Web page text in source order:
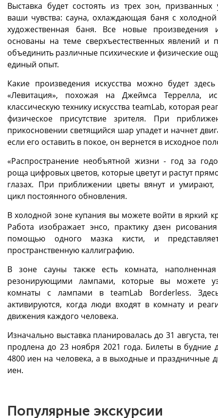
Выставка будет состоять из трех зон, призванных
ваши чувства: сауна, охлаждающая баня с
художественная баня. Все новые произведения
основаны на теме сверхъестественных явлений и
объединить различные психические и физические
единый опыт.
Какие произведения искусства можно будет здесь
«Левитация», похожая на Джеймса Террелла,
классическую технику искусства teamLab, которая
физическое присутствие зрителя. При
прикосновении светящийся шар упадет и начнет
если его оставить в покое, он вернется в исходное
«Распространение необъятной жизни - год за
роща цифровых цветов, которые цветут и растут
глазах. При приближении цветы вянут и умирают,
цикл постоянного обновления.
В холодной зоне купания вы можете войти в яркий
Работа изображает энсо, практику дзен
помощью одного мазка кисти, и
пространственную каллиграфию.
В зоне сауны также есть комната,
резонирующими лампами, которые вы можете
комнаты с лампами в teamLab Borderless.
активируются, когда люди входят в комнату и
движения каждого человека.
Изначально выставка планировалась до 31 августа,
продлена до 23 ноября 2021 года. Билеты в будние
4800 иен на человека, а в выходные и праздничные
иен.
Популярные экскурсии